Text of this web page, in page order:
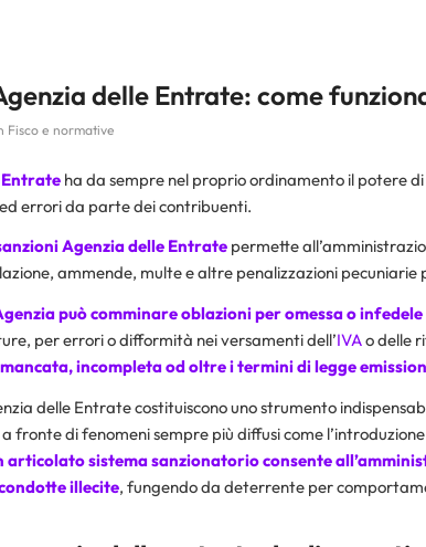
delle Entrate: come
Fisco e normative
Entrate ha da sempre nel proprio ordinamento il potere
errori da parte dei contribuenti.
Agenzia delle Entrate permette
ammende, multe e altre penalizzazioni pecuniarie
può comminare oblazioni per omessa o
per errori o difformità nei versamenti dell’IVAo delle
incompleta od oltre i termini di legge
delle Entrate costituiscono uno strumento
fronte di fenomeni sempre più diffusi come
articolato sistema sanzionatorio consente
illecite, fungendo da deterrente per